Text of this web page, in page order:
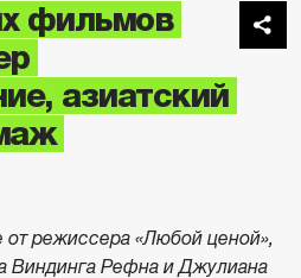
фильмов
азиатский
от режиссера «Любой ценой»,
Виндинга Рефна и Джулиана